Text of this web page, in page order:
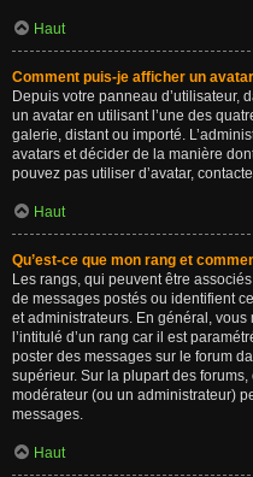
Haut
Comment puis-je afficher un
Depuis votre panneau d’utilisateur,
un avatar en utilisant l’une des
galerie, distant ou importé.
avatars et décider de la manière
pouvez pas utiliser d’avatar,
Haut
Qu’est-ce que mon rang et
Les rangs, qui peuvent être
de messages postés ou identifient
et administrateurs. En général,
l’intitulé d’un rang car il est
poster des messages sur le forum
supérieur. Sur la plupart des
modérateur (ou un administrateur)
messages.
Haut